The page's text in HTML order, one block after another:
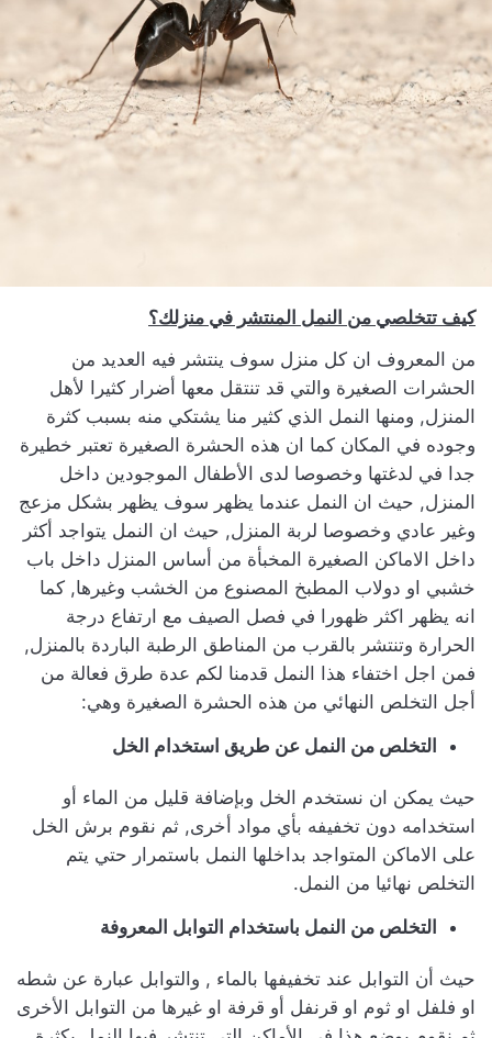
كيف تتخلصي من النمل المنتشر في منزلك؟
من المعروف ان كل منزل سوف ينتشر فيه العديد من
الحشرات الصغيرة والتي قد تنتقل معها أضرار كثيرا لأهل
المنزل, ومنها النمل الذي كثير منا يشتكي منه بسبب كثرة
وجوده في المكان كما ان هذه الحشرة الصغيرة تعتبر خطيرة
جدا في لدغتها وخصوصا لدى الأطفال الموجودين داخل
المنزل, حيث ان النمل عندما يظهر سوف يظهر بشكل مزعج
وغير عادي وخصوصا لربة المنزل, حيث ان النمل يتواجد أكثر
داخل الاماكن الصغيرة المخبأة من أساس المنزل داخل باب
خشبي او دولاب المطبخ المصنوع من الخشب وغيرها, كما
انه يظهر اكثر ظهورا في فصل الصيف مع ارتفاع درجة
الحرارة وتنتشر بالقرب من المناطق الرطبة الباردة بالمنزل,
فمن اجل اختفاء هذا النمل قدمنا لكم عدة طرق فعالة من
أجل التخلص النهائي من هذه الحشرة الصغيرة وهي:
التخلص من النمل عن طريق استخدام الخل
حيث يمكن ان نستخدم الخل وبإضافة قليل من الماء أو
استخدامه دون تخفيفه بأي مواد أخرى, ثم نقوم برش الخل
على الاماكن المتواجد بداخلها النمل باستمرار حتي يتم
التخلص نهائيا من النمل.
التخلص من النمل باستخدام التوابل المعروفة
حيث أن التوابل عند تخفيفها بالماء , والتوابل عبارة عن شطه
او فلفل او ثوم او قرنفل أو قرفة او غيرها من التوابل الأخرى